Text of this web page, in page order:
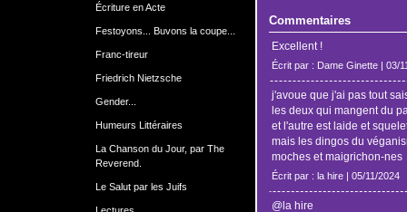
Écriture en Acte
Festoyons... Buvons la coupe...
Franc-tireur
Friedrich Nietzsche
Gender...
Humeurs Littéraires
La Chanson du Jour, par The
Reverend.
Le Salut par les Juifs
Commentaires
Excellent !
Écrit par : Dame Ginette | 03/
j'avoue que j'ai pas tout
les deux qui mangent du
et l'autre est laide et
mais les dingos du
moches et maigrichon-nes
Écrit par : la hire | 05/11/2024
@la hire